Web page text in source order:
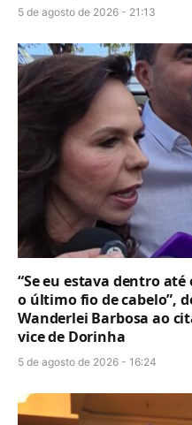
5 de agosto de 2026 - 21:13
“Se eu estava dentro
o último fio de cabelo”,
Wanderlei Barbosa ao
vice de Dorinha
5 de agosto de 2026 - 16:24